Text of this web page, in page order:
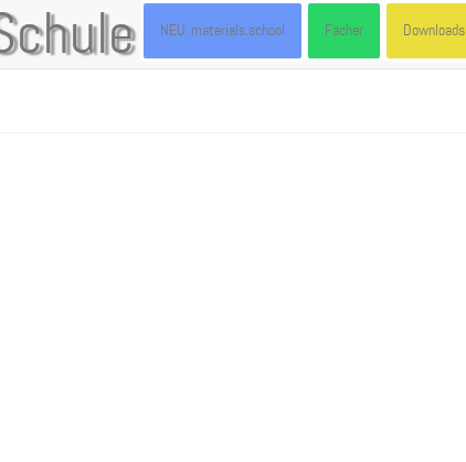
NEU: materials.school Fächer Downloads